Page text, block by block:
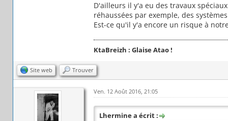
D'ailleurs il y'a eu des travaux
réhaussées par exemple, des
Est-ce qu'il y'a encore un risque à
KtaBreizh : Glaise Atao !
Site web Trouver
Ven. 12 Août 2016, 21:05
Lhermine a écrit :